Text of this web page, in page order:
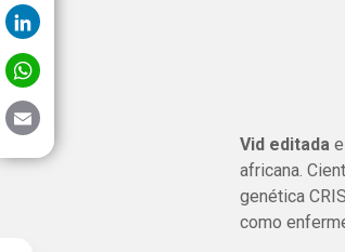
Vid editada
africana.
genética
como